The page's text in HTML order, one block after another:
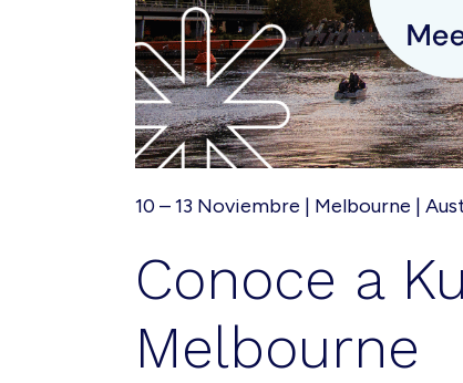
10 – 13 Noviembre | Melbourne |
Conoce a
Melbourne